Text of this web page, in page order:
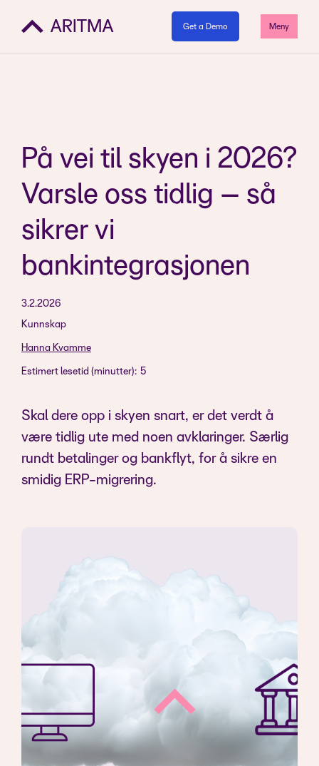
Get a Demo Meny
På vei til skyen i 2026?
Varsle oss tidlig – så
sikrer vi
bankintegrasjonen
3.2.2026
Kunnskap
Hanna Kvamme
Estimert lesetid (minutter): 5
Skal dere opp i skyen snart, er det verdt å
være tidlig ute med noen avklaringer. Særlig
rundt betalinger og bankflyt, for å sikre en
smidig ERP-migrering.